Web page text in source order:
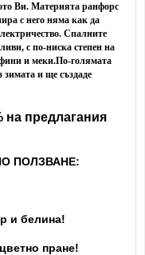
Ви. Материята ранфорс
с него няма как да
Спалните
с по-ниска степен на
и меки.По-голямата
зимата и ще създаде
на предлагания
ПОЛЗВАНЕ:
и белина!
пране!